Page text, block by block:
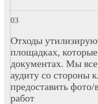
Отходы
площадках,
документах. Мы
аудиту со стороны
предоставить
работ